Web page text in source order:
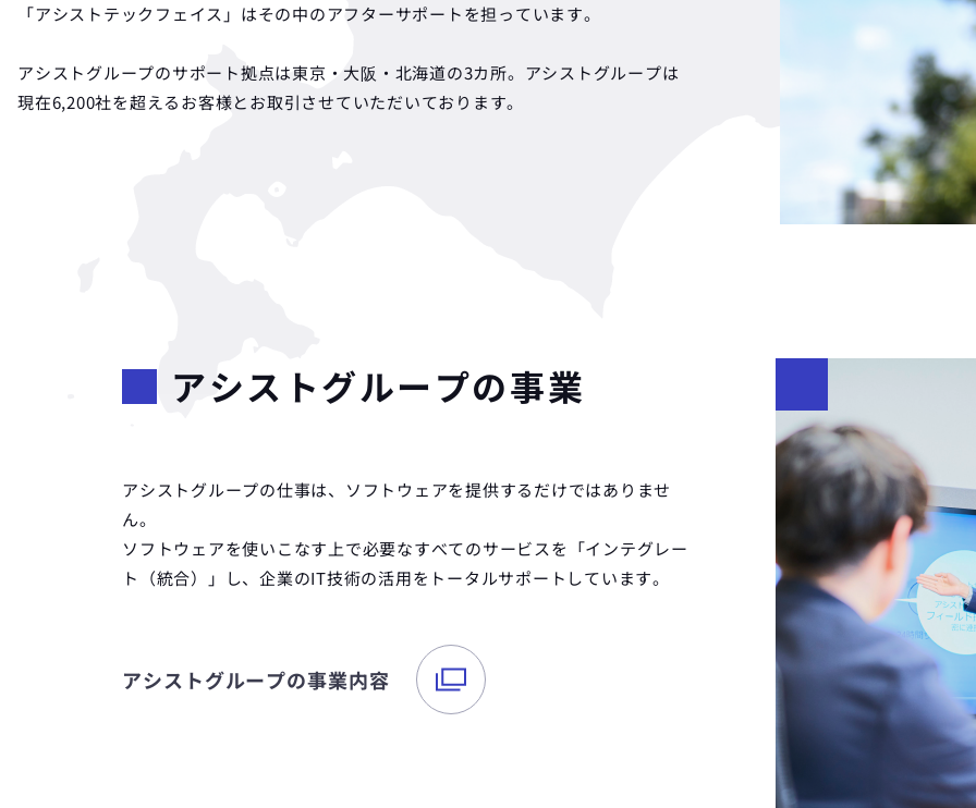
「アシストテックフェイス」はその中のアフターサポートを担っています。
アシストグループのサポート拠点は東京・大阪・北海道の3カ所。アシストグループは
現在6,200社を超えるお客様とお取引させていただいております。
アシストグループの事業
アシストグループの仕事は、ソフトウェアを提供するだけではありませ
ん。
ソフトウェアを使いこなす上で必要なすべてのサービスを「インテグレー
ト（統合）」し、企業のIT技術の活用をトータルサポートしています。
アシストグループの事業内容